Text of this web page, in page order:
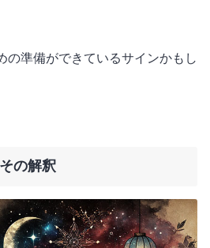
の準備ができているサインかもし
の解釈